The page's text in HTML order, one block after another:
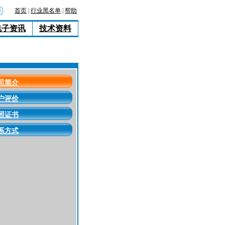
首页 行业黑名单 帮助
子资讯 技术资料
简介
评价
证书
方式